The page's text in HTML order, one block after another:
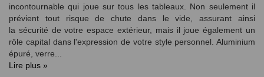
incontournable qui joue sur tous les tableaux. Non seulement il
prévient tout risque de chute dans le vide, assurant ainsi
la sécurité de votre espace extérieur, mais il joue également un
rôle capital dans l'expression de votre style personnel. Aluminium
épuré, verre...
Lire plus »